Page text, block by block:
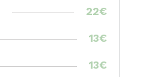
22€
13€
13€